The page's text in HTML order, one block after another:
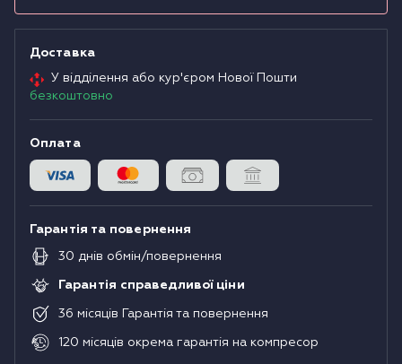
Доставка
У відділення або кур'єром Нової Пошти
безкоштовно
Оплата
Гарантія та повернення
30 днів обмін/повернення
Гарантія справедливої ціни
36 місяців Гарантія та повернення
120 місяців окрема гарантія на компресор